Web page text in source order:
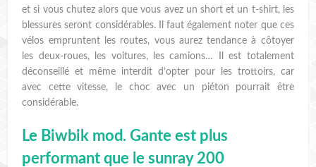
et si vous chutez alors que vous avez un short et un t-shirt, les
blessures seront considérables. Il faut également noter que ces
vélos empruntent les routes, vous aurez tendance à côtoyer
les deux-roues, les voitures, les camions… Il est totalement
déconseillé et même interdit d’opter pour les trottoirs, car
avec cette vitesse, le choc avec un piéton pourrait être
considérable.
Le Biwbik mod. Gante est plus
performant que le sunray 200